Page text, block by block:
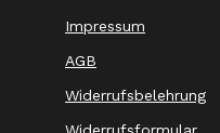
Impressum
AGB
Widerrufsbelehrung